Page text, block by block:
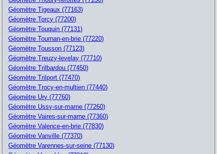
Géomètre Tigeaux (77163)
Géomètre Torcy (77200)
Géomètre Touquin (77131)
Géomètre Tournan-en-brie (77220)
Géomètre Tousson (77123)
Géomètre Treuzy-levelay (77710)
Géomètre Trilbardou (77450)
Géomètre Trilport (77470)
Géomètre Trocy-en-multien (77440)
Géomètre Ury (77760)
Géomètre Ussy-sur-marne (77260)
Géomètre Vaires-sur-marne (77360)
Géomètre Valence-en-brie (77830)
Géomètre Vanville (77370)
Géomètre Varennes-sur-seine (77130)